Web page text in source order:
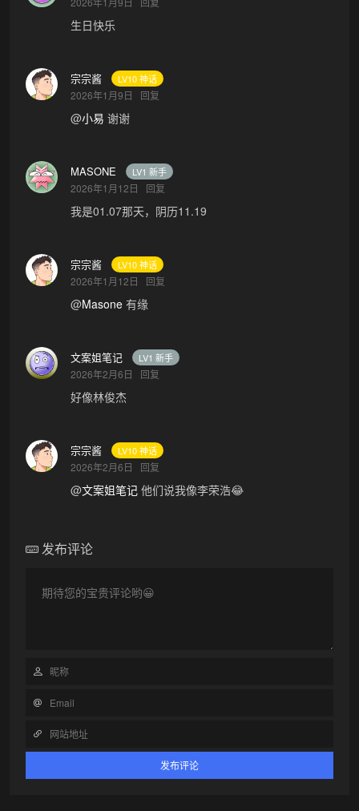
生日快乐
宗宗酱 LV10 神话
2026年1月9日 回复
@小易 谢谢
MASONE LV1 新手
2026年1月12日 回复
我是01.07那天，阴历11.19
宗宗酱 LV10 神话
2026年1月12日 回复
@Masone 有缘
文案姐笔记 LV1 新手
2026年2月6日 回复
好像林俊杰
宗宗酱 LV10 神话
2026年2月6日 回复
@文案姐笔记 他们说我像李荣浩😂
发布评论